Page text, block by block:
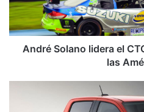
GT
Challenge
de
André Solano lidera el
las